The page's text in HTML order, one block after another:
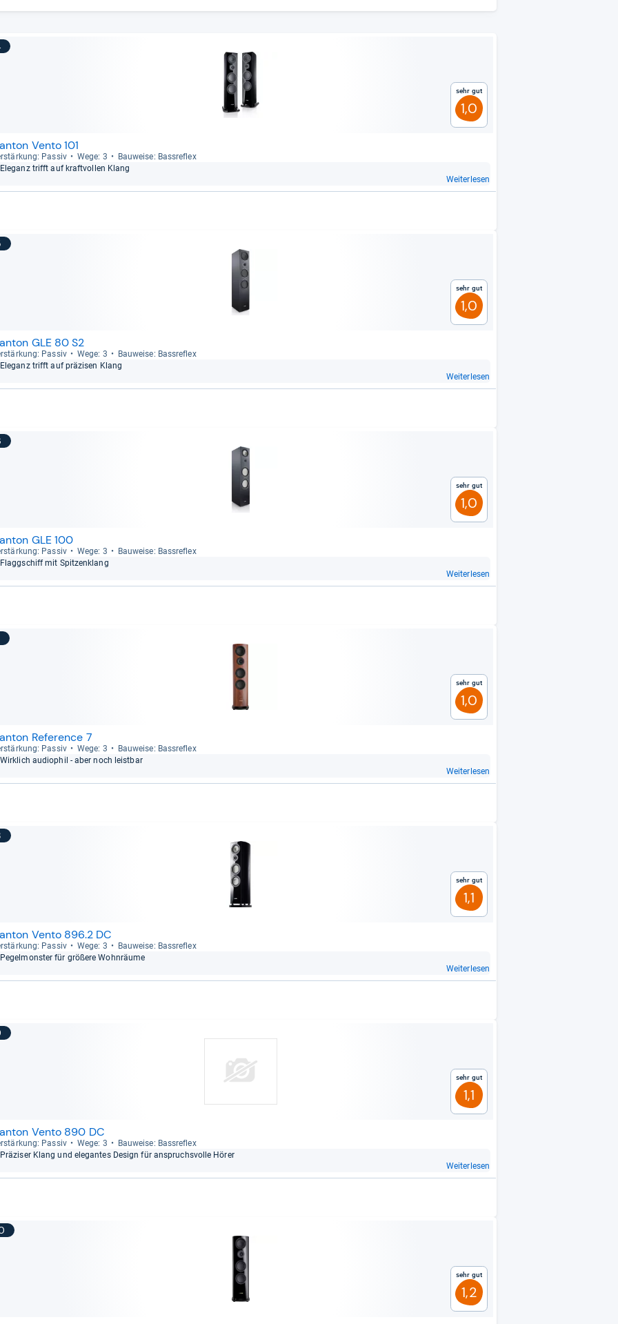
Sehr gut
1,0
Vento 101
Pas­siv Wege: 3
Bau­weise: Bass­re­flex
Ele­ganz trifft auf kraft­vol­len Klang
Weiterlesen
Sehr gut
1,0
GLE 80 S2
Pas­siv Wege: 3
Bau­weise: Bass­re­flex
Ele­ganz trifft auf prä­zi­sen Klang
Weiterlesen
Sehr gut
1,0
GLE 100
Pas­siv Wege: 3
Bau­weise: Bass­re­flex
Flagg­schiff mit Spit­zen­klang
Weiterlesen
Sehr gut
1,0
Reference 7
Pas­siv Wege: 3
Bau­weise: Bass­re­flex
Wirk­lich audio­phil -​ aber noch leist­bar
Weiterlesen
Sehr gut
1,1
Vento 896.2 DC
Pas­siv Wege: 3
Bau­weise: Bass­re­flex
Pegel­mons­ter für grö­ßere Wohn­räume
Weiterlesen
Sehr gut
1,1
Vento 890 DC
Pas­siv Wege: 3
Bau­weise: Bass­re­flex
Prä­zi­ser Klang und ele­gan­tes Design für anspruchs­volle Hörer
Weiterlesen
Sehr gut
1,2